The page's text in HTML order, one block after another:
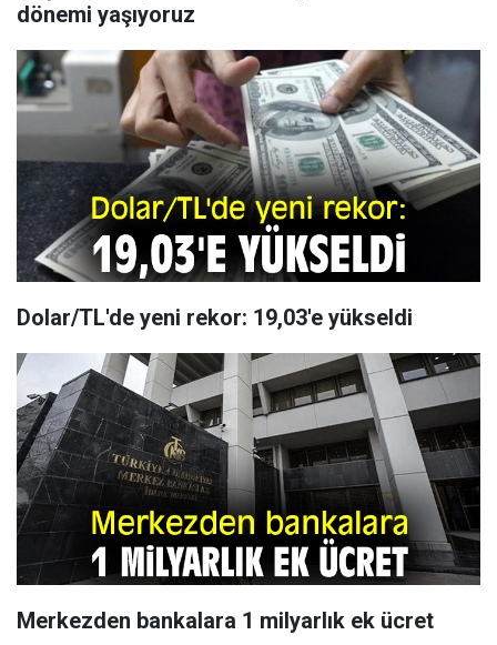
dönemi yaşıyoruz
Dolar/TL'de yeni rekor: 19,03'e yükseldi
Merkezden bankalara 1 milyarlık ek ücret